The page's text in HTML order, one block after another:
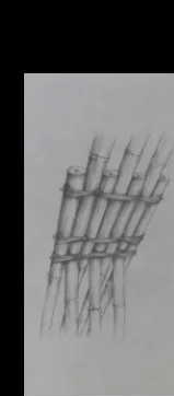
进一步筛